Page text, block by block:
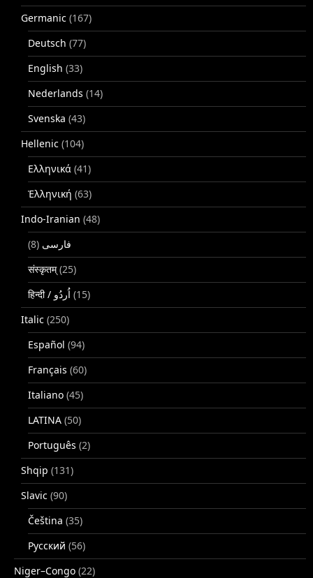
Germanic (167)
Deutsch (77)
English (33)
Nederlands (14)
Svenska (43)
Hellenic (104)
Ελληνικά (41)
Ἑλληνική (63)
Indo-Iranian (48)
فارسی (8)
संस्कृतम्(25)
(15)
Italic (250)
Español (94)
Français (60)
Italiano (45)
LATINA (50)
Português (2)
Shqip (131)
Slavic (90)
Čeština (35)
Русский (56)
Niger–Congo (22)